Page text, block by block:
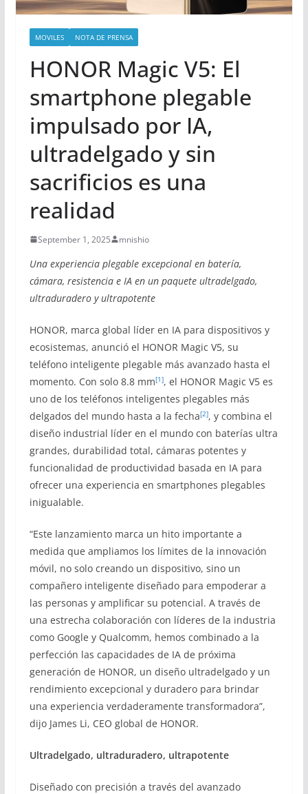
MOVILES NOTA DE PRENSA
HONOR Magic V5: El
smartphone plegable
impulsado por IA,
ultradelgado y sin
sacrificios es una
realidad
September 1, 2025 mnishio
Una experiencia plegable excepcional en batería,
cámara, resistencia e IA en un paquete ultradelgado,
ultraduradero y ultrapotente
HONOR, marca global líder en IA para dispositivos y
ecosistemas, anunció el HONOR Magic V5, su
teléfono inteligente plegable más avanzado hasta el
momento. Con solo 8.8 mm[1], el HONOR Magic V5 es
uno de los teléfonos inteligentes plegables más
delgados del mundo hasta a la fecha[2], y combina el
diseño industrial líder en el mundo con baterías ultra
grandes, durabilidad total, cámaras potentes y
funcionalidad de productividad basada en IA para
ofrecer una experiencia en smartphones plegables
inigualable.
“Este lanzamiento marca un hito importante a
medida que ampliamos los límites de la innovación
móvil, no solo creando un dispositivo, sino un
compañero inteligente diseñado para empoderar a
las personas y amplificar su potencial. A través de
una estrecha colaboración con líderes de la industria
como Google y Qualcomm, hemos combinado a la
perfección las capacidades de IA de próxima
generación de HONOR, un diseño ultradelgado y un
rendimiento excepcional y duradero para brindar
una experiencia verdaderamente transformadora”,
dijo James Li, CEO global de HONOR.
Ultradelgado, ultraduradero, ultrapotente
Diseñado con precisión a través del avanzado